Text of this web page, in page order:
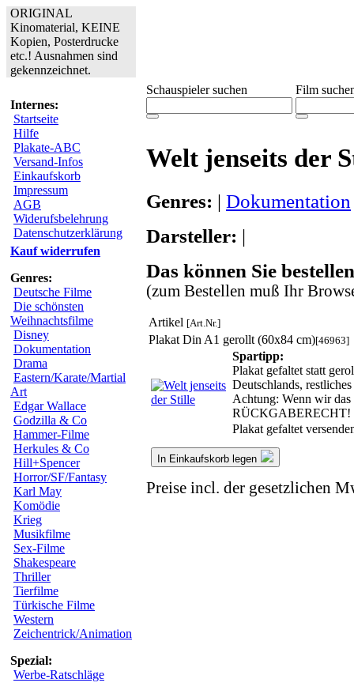
ORIGINAL
Kinomaterial, KEINE
Kopien, Posterdrucke
etc.! Ausnahmen sind
gekennzeichnet.
Internes:
Startseite
Hilfe
Plakate-ABC
Versand-Infos
Einkaufskorb
Impressum
AGB
Widerufsbelehrung
Datenschutzerklärung
Kauf widerrufen
Genres:
Deutsche Filme
Die schönsten
Weihnachtsfilme
Disney
Dokumentation
Drama
Eastern/Karate/Martial
Art
Edgar Wallace
Godzilla & Co
Hammer-Filme
Herkules & Co
Hill+Spencer
Horror/SF/Fantasy
Karl May
Komödie
Krieg
Musikfilme
Sex-Filme
Shakespeare
Thriller
Tierfilme
Türkische Filme
Western
Zeichentrick/Animation
Spezial:
Werbe-Ratschläge
Schauspieler suchen Film
Welt jenseits der
Genres: | Dokumentation
Darsteller: |
Das können Sie
(zum Bestellen muß Ihr
Artikel [Art.Nr.]
Plakat Din A1 gerollt (60x84 cm)[46963]
Spartipp:
Plakat gefaltet statt
Deutschlands,
Achtung: Wenn wir
RÜCKGABERECHT!
Plakat gefaltet
In Einkaufskorb legen
Preise incl. der gesetzlichen